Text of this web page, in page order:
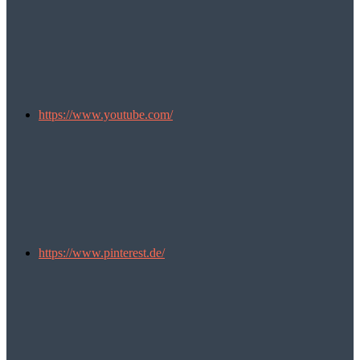
https://www.youtube.com/
https://www.pinterest.de/